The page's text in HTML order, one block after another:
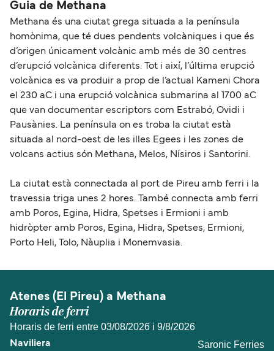
Guia de Methana
Methana és una ciutat grega situada a la península
homònima, que té dues pendents volcàniques i que és
d’origen únicament volcànic amb més de 30 centres
d’erupció volcànica diferents. Tot i així, l’última erupció
volcànica es va produir a prop de l’actual Kameni Chora
el 230 aC i una erupció volcànica submarina al 1700 aC
que van documentar escriptors com Estrabó, Ovidi i
Pausànies. La península on es troba la ciutat està
situada al nord-oest de les illes Egees i les zones de
volcans actius són Methana, Melos, Nísiros i Santorini.
La ciutat està connectada al port de Pireu amb ferri i la
travessia triga unes 2 hores. També connecta amb ferri
amb Poros, Egina, Hidra, Spetses i Ermioni i amb
hidròpter amb Poros, Egina, Hidra, Spetses, Ermioni,
Porto Heli, Tolo, Nàuplia i Monemvasia.
Atenes (El Pireu) a Methana
Horaris de ferri
Horaris de ferri entre 03/08/2026 i 9/8/2026
Saronic Ferries